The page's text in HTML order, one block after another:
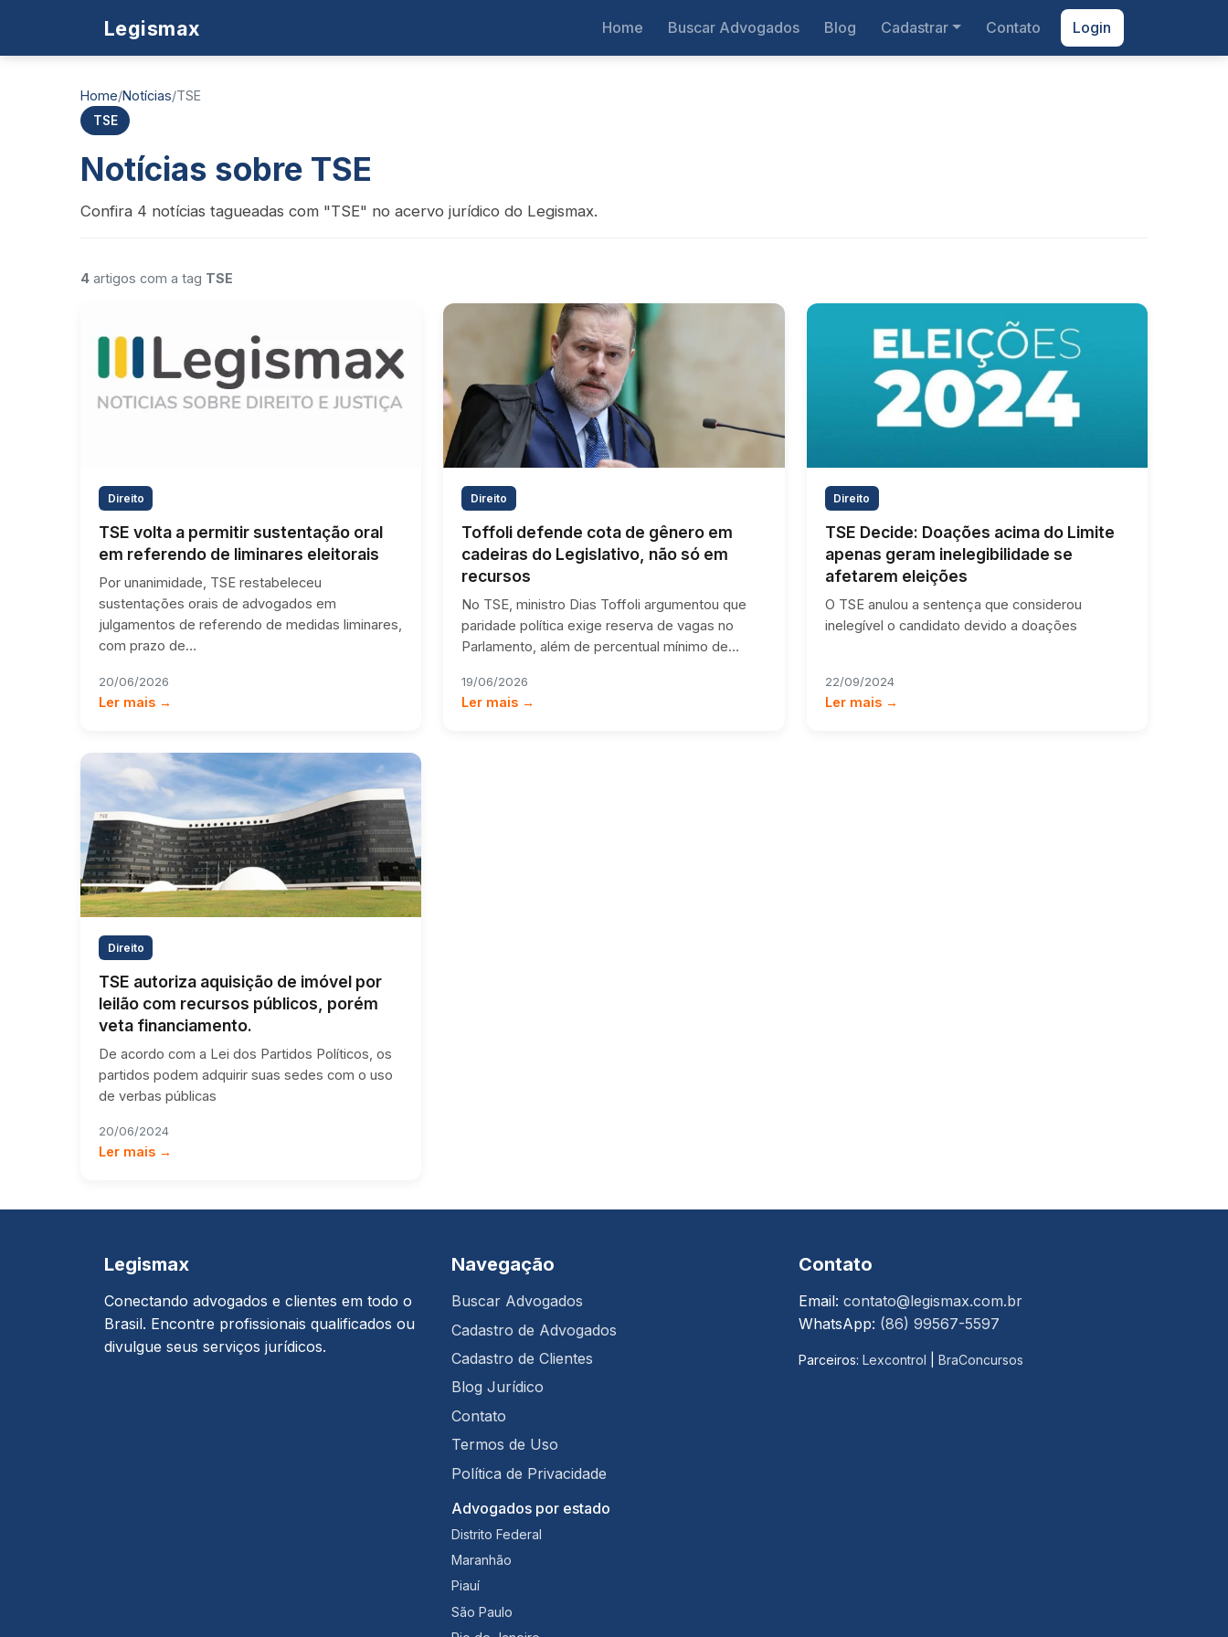
Legismax Home Buscar Advogados Blog Cadastrar Contato Login
Home/Notícias/TSE
TSE
Notícias sobre TSE
Confira 4 notícias tagueadas com "TSE" no acervo jurídico do Legismax.
4 artigos com a tag TSE
Direito
TSE volta a permitir sustentação oral
em referendo de liminares eleitorais
Por unanimidade, TSE restabeleceu
sustentações orais de advogados em
julgamentos de referendo de medidas liminares,
com prazo de…
20/06/2026
Ler mais →
Direito
Toffoli defende cota de gênero em
cadeiras do Legislativo, não só em
recursos
No TSE, ministro Dias Toffoli argumentou que
paridade política exige reserva de vagas no
Parlamento, além de percentual mínimo de…
19/06/2026
Ler mais →
Direito
TSE Decide: Doações acima do Limite
apenas geram inelegibilidade se
afetarem eleições
O TSE anulou a sentença que considerou
inelegível o candidato devido a doações
22/09/2024
Ler mais →
Direito
TSE autoriza aquisição de imóvel por
leilão com recursos públicos, porém
veta financiamento.
De acordo com a Lei dos Partidos Políticos, os
partidos podem adquirir suas sedes com o uso
de verbas públicas
20/06/2024
Ler mais →
Legismax
Conectando advogados e clientes em todo o
Brasil. Encontre profissionais qualificados ou
divulgue seus serviços jurídicos.
Navegação
Buscar Advogados
Cadastro de Advogados
Cadastro de Clientes
Blog Jurídico
Contato
Termos de Uso
Política de Privacidade
Advogados por estado
Distrito Federal
Maranhão
Piauí
São Paulo
Contato
Email: contato@legismax.com.br
WhatsApp: (86) 99567-5597
Parceiros: Lexcontrol BraConcursos